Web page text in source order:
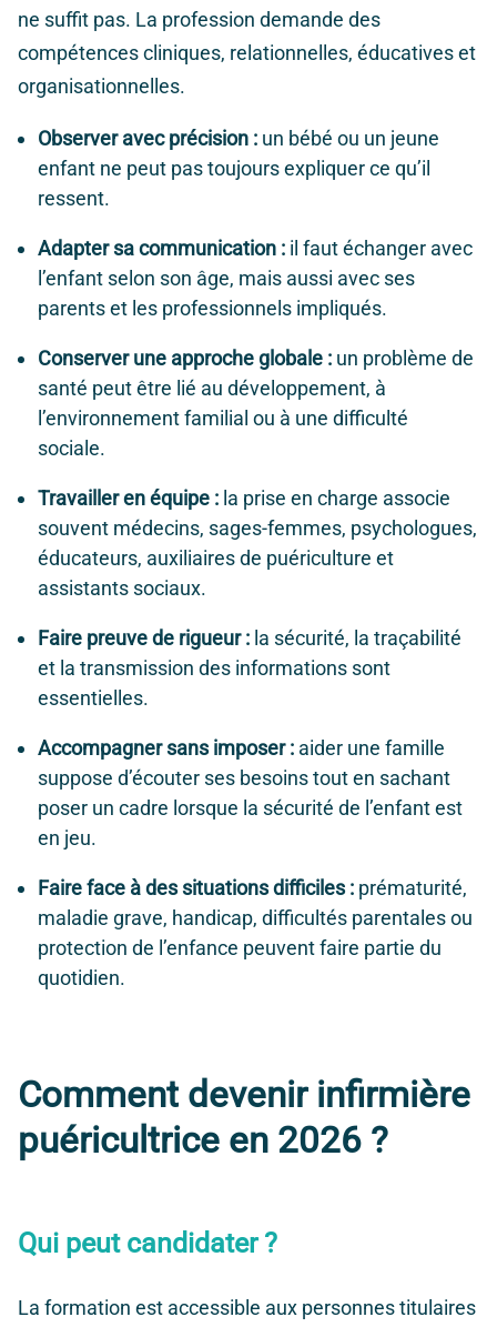
ne suffit pas. La profession demande des
compétences cliniques, relationnelles, éducatives et
organisationnelles.
Observer avec précision : un bébé ou un jeune
enfant ne peut pas toujours expliquer ce qu’il
ressent.
Adapter sa communication : il faut échanger avec
l’enfant selon son âge, mais aussi avec ses
parents et les professionnels impliqués.
Conserver une approche globale : un problème de
santé peut être lié au développement, à
l’environnement familial ou à une difficulté
sociale.
Travailler en équipe : la prise en charge associe
souvent médecins, sages-femmes, psychologues,
éducateurs, auxiliaires de puériculture et
assistants sociaux.
Faire preuve de rigueur : la sécurité, la traçabilité
et la transmission des informations sont
essentielles.
Accompagner sans imposer : aider une famille
suppose d’écouter ses besoins tout en sachant
poser un cadre lorsque la sécurité de l’enfant est
en jeu.
Faire face à des situations difficiles : prématurité,
maladie grave, handicap, difficultés parentales ou
protection de l’enfance peuvent faire partie du
quotidien.
Comment devenir infirmière
puéricultrice en 2026 ?
Qui peut candidater ?
La formation est accessible aux personnes titulaires